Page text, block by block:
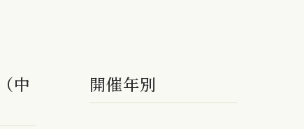
中
開催年別